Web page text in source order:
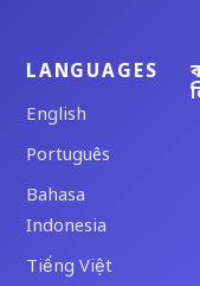
LANGUAGES
English
Português
Bahasa
Indonesia
Tiếng Việt